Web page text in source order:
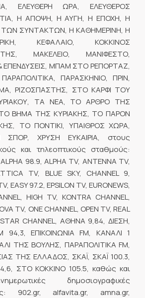
ΕΛΕΥΘΕΡΗ ΩΡΑ, ΕΛΕΥΘΕΡΟΣ
Η ΑΠΟΨΗ, Η ΑΥΓΗ, Η ΕΠΟΧΗ, Η
ΤΩΝ ΣΥΝΤΑΚΤΩΝ, Η ΚΑΘΗΜΕΡΙΝΗ, Η
ΚΕΦΑΛΑΙΟ, ΚΟΚΚΙΝΟΣ
ΜΑΚΕΛΕΙΟ, ΜΑΝΙΦΕΣΤΟ,
ΜΠΑΜ ΣΤΟ ΡΕΠΟΡΤΑΖ,
ΠΑΡΑΣΚΗΝΙΟ, ΠΡΙΝ,
ΡΙΖΟΣΠΑΣΤΗΣ, ΣΤΟ ΚΑΡΦΙ ΤΟΥ
ΤΑ ΝΕΑ, ΤΟ ΑΡΘΡΟ ΤΗΣ
ΒΗΜΑ ΤΗΣ ΚΥΡΙΑΚΗΣ, ΤΟ ΠΑΡΟΝ
ΤΟ ΠΟΝΤΙΚΙ, ΥΠΑΙΘΡΟΣ ΧΩΡΑ,
ΧΡΥΣΗ ΕΥΚΑΙΡΙΑ, στους
και τηλεοπτικούς σταθμούς:
98.9, ALPHA TV, ΑΝΤΕΝΝΑ TV,
TV, BLUE SKY, CHANNEL 9,
EASY 97.2, EPSILON TV, EURONEWS,
HIGH TV, KONTRA CHANNEL,
TV, ONE CHANNEL, OPEN TV, REAL
STAR CHANNEL, ΑΘΗΝΑ 9,84, ΔΙΕΣΗ,
94,3, ΕΠΙΚΟΙΝΩΝΙΑ FM, ΚΑΝΑΛΙ 1
ΤΗΣ ΒΟΥΛΗΣ, ΠΑΡΑΠΟΛΙΤΙΚΑ FM,
ΤΗΣ ΕΛΛΑΔΟΣ, ΣΚΑΪ, ΣΚΑΪ 100.3,
ΣΤΟ ΚΟΚΚΙΝΟ 105.5, καθώς και
δημοσιογραφικές
902.gr, alfavita.gr, amna.gr,